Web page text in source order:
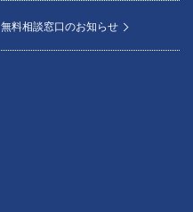
無料相談窓口のお知らせ